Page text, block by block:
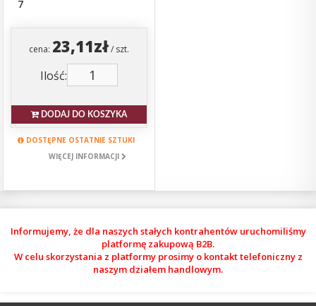
7
cena: 23,11zł/ szt.
Ilość:
DODAJ DO KOSZYKA
DOSTĘPNE OSTATNIE SZTUKI
WIĘCEJ INFORMACJI
Informujemy, że dla naszych stałych kontrahentów uruchomiliśmy
platformę zakupową B2B.
W celu skorzystania z platformy prosimy o kontakt telefoniczny z
naszym działem handlowym.